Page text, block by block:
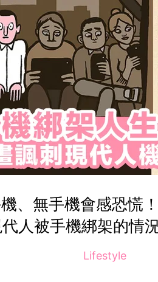
、無手機會感恐慌
人被手機綁架的情
Lifestyle